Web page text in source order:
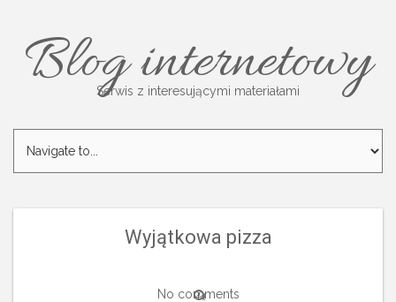
Blog internetowy
Serwis z interesującymi materiałami
Wyjątkowa pizza
No comments